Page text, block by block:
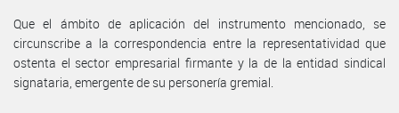
Que el ámbito de aplicación del instrumento mencionado, se
circunscribe a la correspondencia entre la representatividad que
ostenta el sector empresarial firmante y la de la entidad sindical
signataria, emergente de su personería gremial.